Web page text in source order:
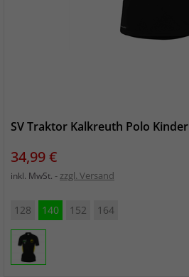
SV Traktor Kalkreuth Polo Kinder
Preis
34,99 €
inkl. MwSt. zzgl. Versand
128 140 152 164